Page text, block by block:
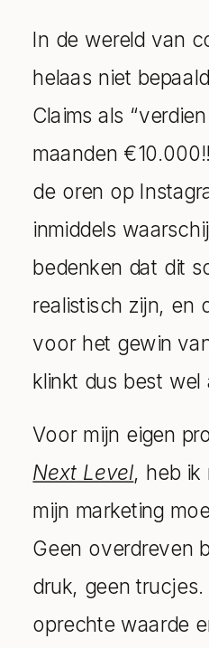
In de wereld van
helaas niet
Claims als
maanden
de oren op
inmiddels
bedenken dat dit
realistisch zijn, en
voor het gewin
klinkt dus best wel
Voor mijn eigen
Next Level, heb ik
mijn marketing
Geen overdreven
druk, geen
oprechte waarde